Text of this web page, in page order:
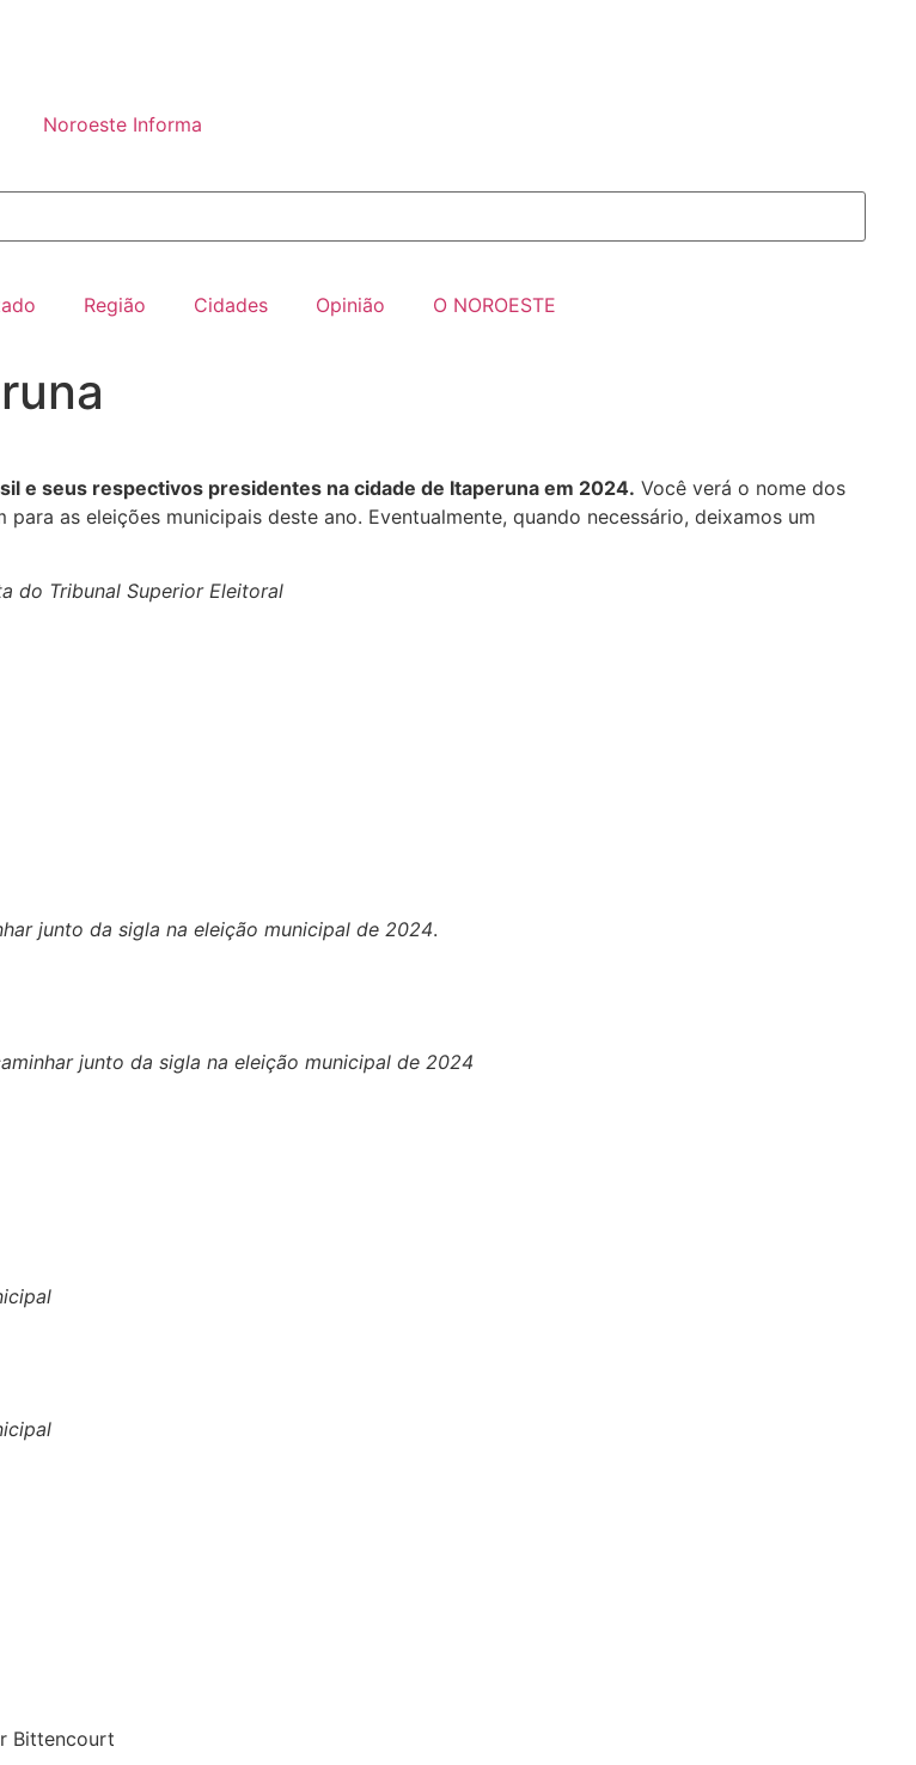
Região Cidades Opinião O NOROESTE
e seus respectivos presidentes na cidade de Itaperuna em 2024. Você verá o nome dos
as eleições municipais deste ano. Eventualmente, quando necessário, deixamos um
do Tribunal Superior Eleitoral
junto da sigla na eleição municipal de 2024.
junto da sigla na eleição municipal de 2024
Bittencourt